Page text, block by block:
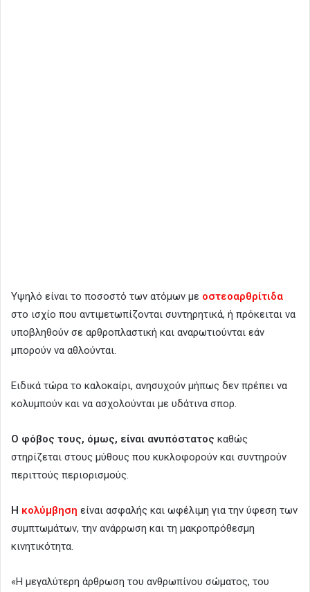
Υψηλό είναι το ποσοστό των ατόμων με οστεοαρθρίτιδα
στο ισχίο που αντιμετωπίζονται συντηρητικά, ή πρόκειται να
υποβληθούν σε αρθροπλαστική και αναρωτιούνται εάν
μπορούν να αθλούνται.
Ειδικά τώρα το καλοκαίρι, ανησυχούν μήπως δεν πρέπει να
κολυμπούν και να ασχολούνται με υδάτινα σπορ.
Ο φόβος τους, όμως, είναι ανυπόστατος καθώς
στηρίζεται στους μύθους που κυκλοφορούν και συντηρούν
περιττούς περιορισμούς.
Η κολύμβηση είναι ασφαλής και ωφέλιμη για την ύφεση των
συμπτωμάτων, την ανάρρωση και τη μακροπρόθεσμη
κινητικότητα.
«Η μεγαλύτερη άρθρωση του ανθρωπίνου σώματος, του